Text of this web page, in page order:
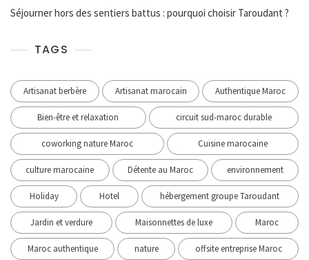
Séjourner hors des sentiers battus : pourquoi choisir Taroudant ?
TAGS
Artisanat berbère Artisanat marocain Authentique Maroc
Bien-être et relaxation circuit sud-maroc durable
coworking nature Maroc Cuisine marocaine
culture marocaine Détente au Maroc environnement
Holiday Hotel hébergement groupe Taroudant
Jardin et verdure Maisonnettes de luxe Maroc
Maroc authentique nature offsite entreprise Maroc